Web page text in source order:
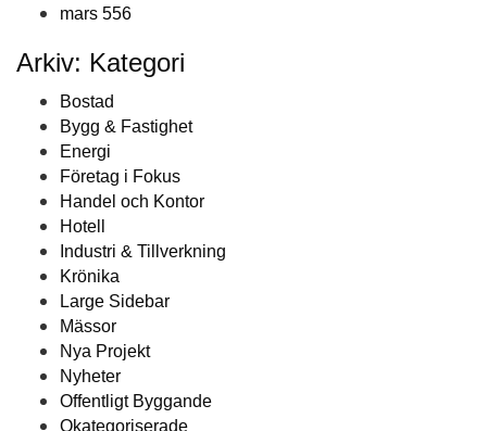
mars 556
Arkiv: Kategori
Bostad
Bygg & Fastighet
Energi
Företag i Fokus
Handel och Kontor
Hotell
Industri & Tillverkning
Krönika
Large Sidebar
Mässor
Nya Projekt
Nyheter
Offentligt Byggande
Okategoriserade